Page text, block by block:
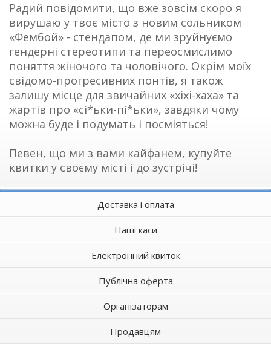
Радий повідомити, що вже зовсім скоро я
вирушаю у твоє місто з новим сольником
«Фембой» - стендапом, де ми зруйнуємо
гендерні стереотипи та переосмислимо
поняття жіночого та чоловічого. Окрім моїх
свідомо-прогресивних понтів, я також
залишу місце для звичайних «хіхі-хаха» та
жартів про «сі*ьки-пі*ьки», завдяки чому
можна буде і подумать і посміяться!
Певен, що ми з вами кайфанем, купуйте
квитки у своєму місті і до зустрічі!
Доставка і оплата
Наші каси
Електронний квиток
Публічна оферта
Організаторам
Продавцям